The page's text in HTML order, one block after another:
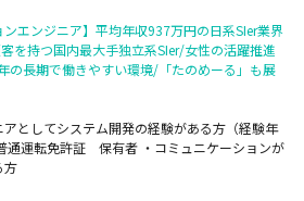
ンエンジニア】平均年収937万円の日系SIer業界
を持つ国内最大手独立系SIer/女性の活躍推進
の長期で働きやすい環境/「たのめーる」も展
アとしてシステム開発の経験がある方（経験年
通運転免許証 保有者 ・コミュニケーションが
方